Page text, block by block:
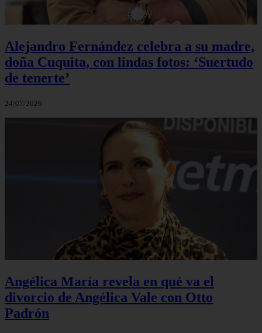
Alejandro Fernández celebra a su madre,
doña Cuquita, con lindas fotos: ‘Suertudo
de tenerte’
24/07/2026
Angélica María revela en qué va el
divorcio de Angélica Vale con Otto
Padrón